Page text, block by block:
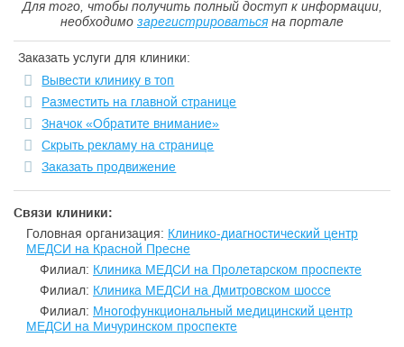
Для того, чтобы получить полный доступ к информации,
необходимо зарегистрироватьсяна портале
Заказать услуги для клиники:
Вывести клинику в топ
Разместить на главной странице
Значок «Обратите внимание»
Скрыть рекламу на странице
Заказать продвижение
Связи клиники:
Головная организация: Клинико-диагностический центр
МЕДСИ на Красной Пресне
Филиал: Клиника МЕДСИ на Пролетарском проспекте
Филиал: Клиника МЕДСИ на Дмитровском шоссе
Филиал: Многофункциональный медицинский центр
МЕДСИ на Мичуринском проспекте